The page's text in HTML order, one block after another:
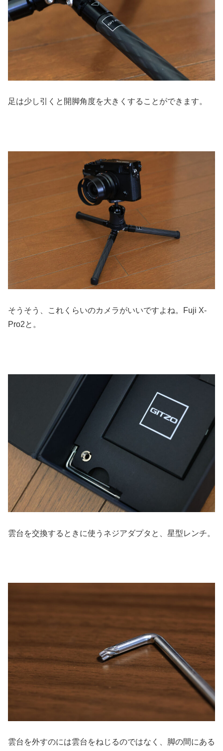
足は少し引くと開脚角度を大きくすることができます。
そうそう、これくらいのカメラがいいですよね。Fuji X-
Pro2と。
雲台を交換するときに使うネジアダプタと、星型レンチ。
雲台を外すのには雲台をねじるのではなく、脚の間にある